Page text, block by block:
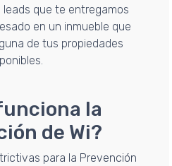
que te entregamos
en un inmueble que
de tus propiedades
la
de Wi?
para la Prevención